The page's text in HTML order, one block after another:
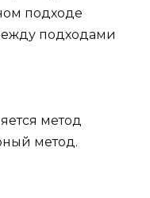
подходе
подходами
метод
метод.